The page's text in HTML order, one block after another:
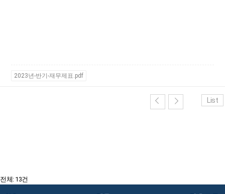
2023년-반기-재무제표.pdf
List
전체: 13건